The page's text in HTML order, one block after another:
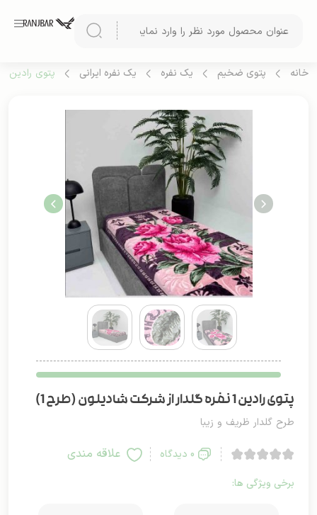
خانه پتوی ضخیم یک نفره یک نفره ایرانی پتوی رادین 1 نفره گلدار از شرکت شادیلون (طرح 1)
پتوی رادین 1 نفره گلدار از شرکت شادیلون (طرح 1)
طرح گلدار ظریف و زیبا
0 دیدگاه علاقه مندی
برخی ویژگی ها: